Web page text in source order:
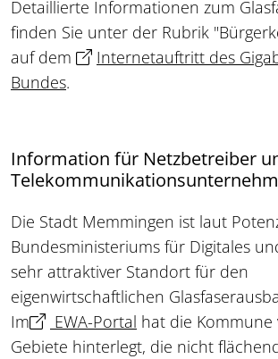
Detaillierte Informationen zum
finden Sie unter der Rubrik
auf dem
Internetauftritt des
Bundes.
Information für Netzbetreiber
Die Stadt Memmingen ist laut
Bundesministeriums für Digitales
sehr attraktiver Standort für den
eigenwirtschaftlichen
Im
EWA-Portal hat die Kommune
Gebiete hinterlegt, die nicht